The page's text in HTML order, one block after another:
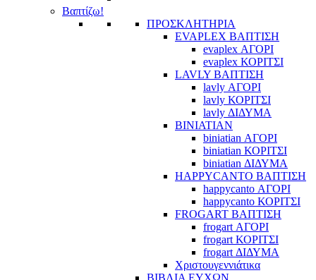
Βαπτίζω!
ΠΡΟΣΚΛΗΤΗΡΙΑ
EVAPLEX ΒΑΠΤΙΣΗ
evaplex ΑΓΟΡΙ
evaplex ΚΟΡΙΤΣΙ
LAVLY ΒΑΠΤΙΣΗ
lavly ΑΓΟΡΙ
lavly ΚΟΡΙΤΣΙ
lavly ΔΙΔΥΜΑ
BINIATIAN
biniatian ΑΓΟΡΙ
biniatian ΚΟΡΙΤΣΙ
biniatian ΔΙΔΥΜΑ
HAPPYCANTO ΒΑΠΤΙΣΗ
happycanto ΑΓΟΡΙ
happycanto ΚΟΡΙΤΣΙ
FROGART ΒΑΠΤΙΣΗ
frogart ΑΓΟΡΙ
frogart ΚΟΡΙΤΣΙ
frogart ΔΙΔΥΜΑ
Χριστουγεννιάτικα
ΒΙΒΛΙΑ ΕΥΧΩΝ